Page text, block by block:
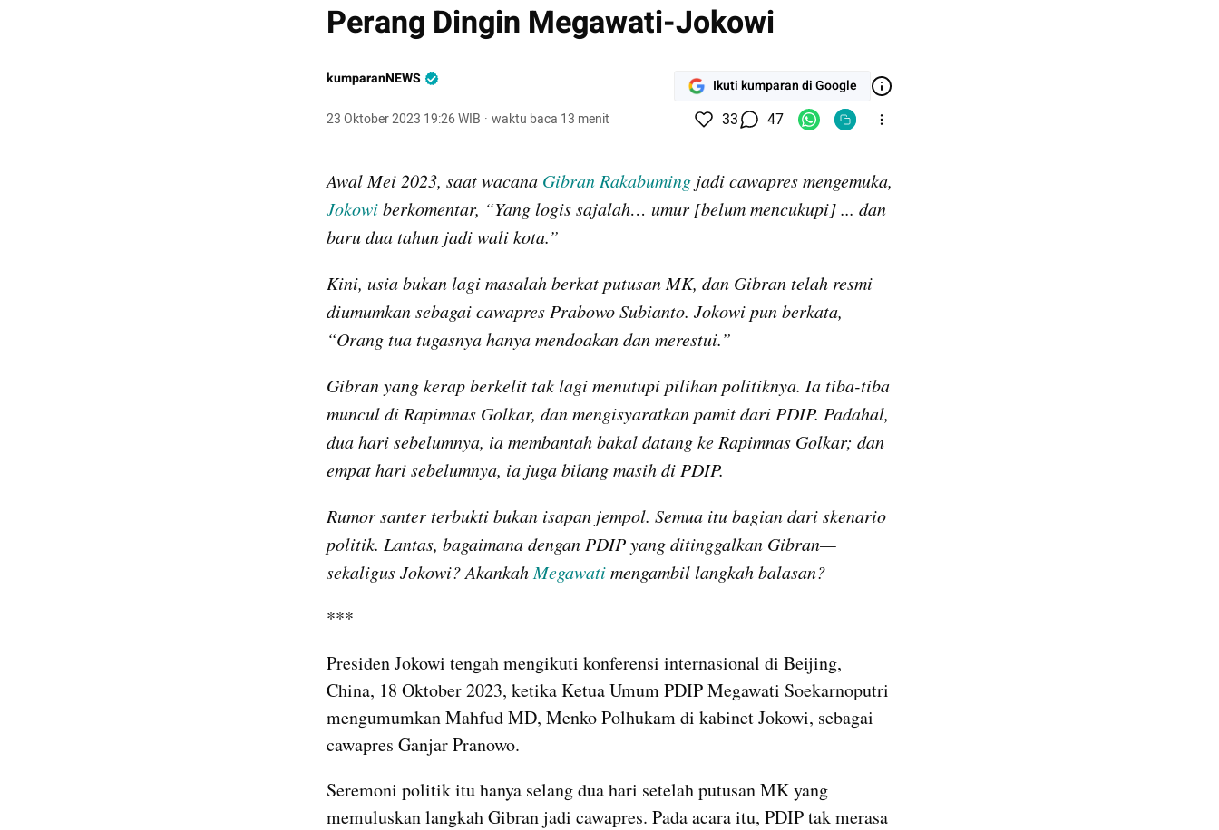
Perang Dingin Megawati-Jokowi
kumparanNEWS
Ikuti kumparan di Google
23 Oktober 2023 19:26 WIB · waktu baca 13 menit 33 47
Awal Mei 2023, saat wacana Gibran Rakabuming
Jokowi berkomentar, “Yang logis sajalah… umur [belum mencukupi] ... dan
baru dua tahun jadi wali kota.”
Kini, usia bukan lagi masalah berkat putusan MK, dan Gibran telah resmi
diumumkan sebagai cawapres Prabowo Subianto. Jokowi pun berkata,
“Orang tua tugasnya hanya mendoakan dan merestui.”
Gibran yang kerap berkelit tak lagi menutupi pilihan politiknya. Ia tiba-tiba
muncul di Rapimnas Golkar, dan mengisyaratkan pamit dari PDIP. Padahal,
dua hari sebelumnya, ia membantah bakal datang ke Rapimnas Golkar; dan
empat hari sebelumnya, ia juga bilang masih di PDIP.
Rumor santer terbukti bukan isapan jempol. Semua itu bagian dari skenario
politik. Lantas, bagaimana dengan PDIP yang ditinggalkan Gibran—
sekaligus Jokowi? Akankah Megawati mengambil langkah balasan?
***
Presiden Jokowi tengah mengikuti konferensi internasional di Beijing,
China, 18 Oktober 2023, ketika Ketua Umum PDIP Megawati Soekarnoputri
mengumumkan Mahfud MD, Menko Polhukam di kabinet Jokowi, sebagai
cawapres Ganjar Pranowo.
Seremoni politik itu hanya selang dua hari setelah putusan MK yang
memuluskan langkah Gibran jadi cawapres. Pada acara itu, PDIP tak merasa